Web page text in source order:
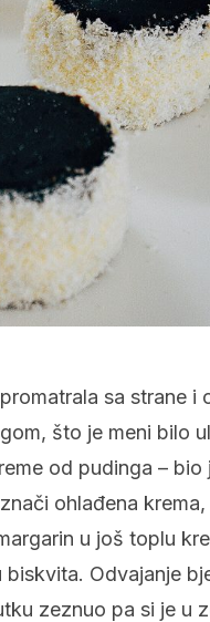
sa strane i
što je meni bilo
od pudinga – bio
ohlađena
u još toplu
Odvajanje
zeznuo pa si je u